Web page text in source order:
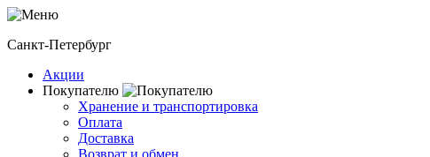
Санкт-Петербург
Акции
Покупателю
Хранение и транспортировка
Оплата
Доставка
Возврат и обмен